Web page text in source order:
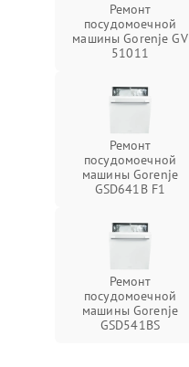
Ремонт
посудомоечной
машины Gorenje GV
51011
Ремонт
посудомоечной
машины Gorenje
GSD641B F1
Ремонт
посудомоечной
машины Gorenje
GSD541BS